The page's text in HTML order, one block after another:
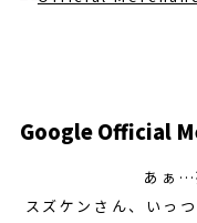
Google Official
あぁ…
スズケンさん、いっ